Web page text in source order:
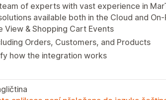
of experts with vast experience in
available both in the Cloud and On-
View & Shopping Cart Events
Orders, Customers, and Products
how the integration works